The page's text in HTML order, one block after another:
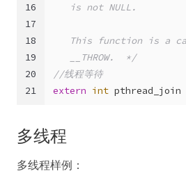
16
17
18
19
20
21
   is not NULL.
This function is a
   __THROW.  */
//线程等待
extern int pthread_join
多线程
多线程样例：